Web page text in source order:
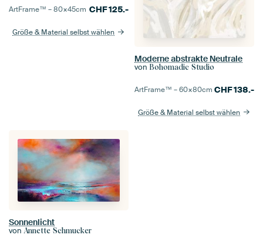
ArtFrame™ –80×45cm CHF125.-
Größe & Material selbst wählen
Moderne abstrakte Neutrale
von Bohomadic Studio
ArtFrame™ –60×80cm CHF138.-
Größe & Material selbst wählen
Sonnenlicht
von Annette Schmucker